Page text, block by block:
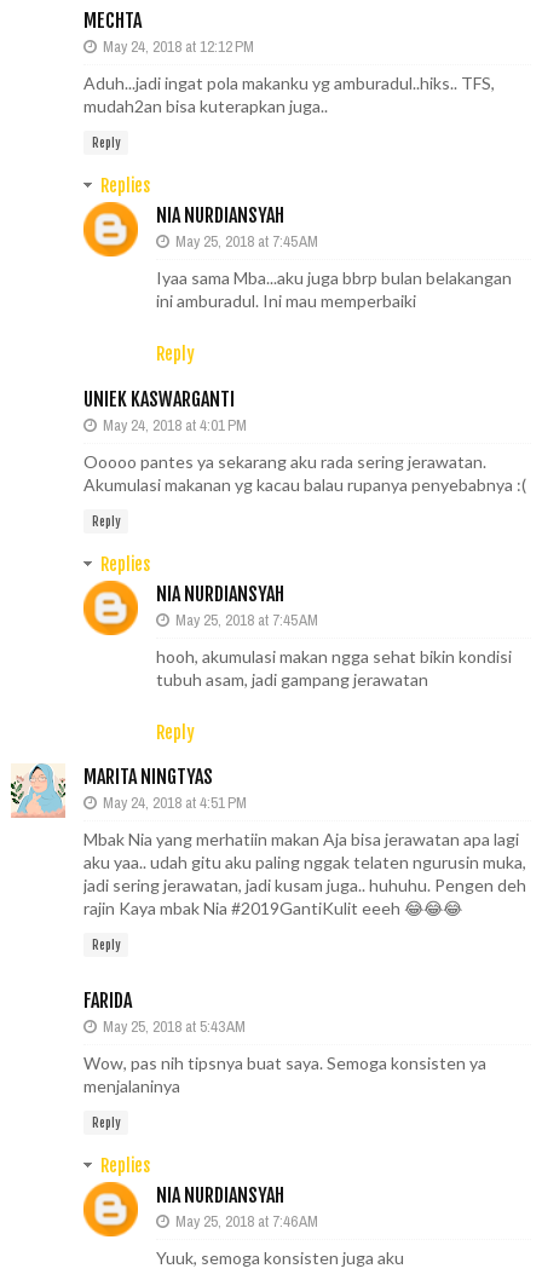
MECHTA
May 24, 2018 at 12:12 PM
Aduh...jadi ingat pola makanku yg amburadul..hiks.. TFS,
mudah2an bisa kuterapkan juga..
Reply
Replies
NIA NURDIANSYAH
May 25, 2018 at 7:45 AM
Iyaa sama Mba...aku juga bbrp bulan belakangan
ini amburadul. Ini mau memperbaiki
Reply
UNIEK KASWARGANTI
May 24, 2018 at 4:01 PM
Ooooo pantes ya sekarang aku rada sering jerawatan.
Akumulasi makanan yg kacau balau rupanya penyebabnya :(
Reply
Replies
NIA NURDIANSYAH
May 25, 2018 at 7:45 AM
hooh, akumulasi makan ngga sehat bikin kondisi
tubuh asam, jadi gampang jerawatan
Reply
MARITA NINGTYAS
May 24, 2018 at 4:51 PM
Mbak Nia yang merhatiin makan Aja bisa jerawatan apa lagi
aku yaa.. udah gitu aku paling nggak telaten ngurusin muka,
jadi sering jerawatan, jadi kusam juga.. huhuhu. Pengen deh
rajin Kaya mbak Nia #2019GantiKulit eeeh 😂😂😂
Reply
FARIDA
May 25, 2018 at 5:43 AM
Wow, pas nih tipsnya buat saya. Semoga konsisten ya
menjalaninya
Reply
Replies
NIA NURDIANSYAH
May 25, 2018 at 7:46 AM
Yuuk, semoga konsisten juga aku